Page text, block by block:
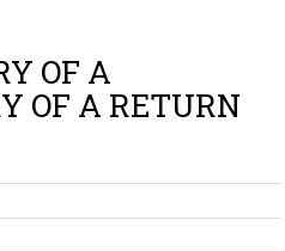
OF A
OF A RETURN